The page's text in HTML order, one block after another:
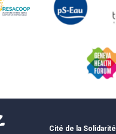
Cité de la Solidarité